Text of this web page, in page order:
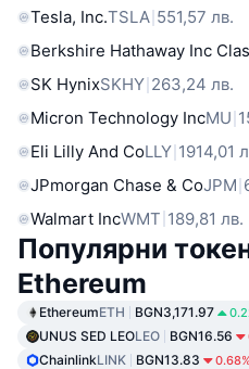
Tesla, Inc.TSLA 551,57 лв.
Berkshire Hathaway Inc
SK HynixSKHY 263,24 лв.
Micron Technology IncMU
Eli Lilly And CoLLY 1914,01
JPmorgan Chase & CoJPM
Walmart IncWMT 189,81 лв.
Популярни
Ethereum
EthereumETH BGN3,171.97
UNUS SED LEOLEO BGN16.56
ChainlinkLINK BGN13.83